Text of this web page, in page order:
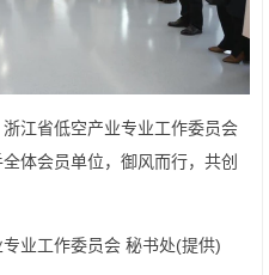
江省低空产业专业工作委员会
体会员单位，御风而行，共创
业工作委员会 秘书处(提供)